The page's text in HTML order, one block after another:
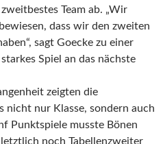
Team ab. „Wir
dass wir den zweiten
sagt Goecke zu einer
Spiel an das nächste
zeigten die
nicht nur Klasse, sondern auch
Punktspiele musste Bönen
noch Tabellenzweiter